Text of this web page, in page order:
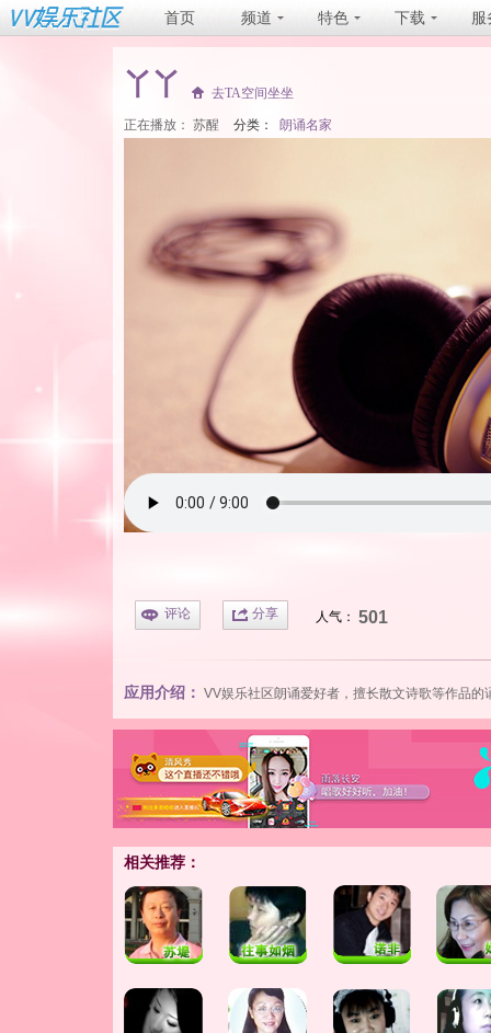
首页 频道 特色 下载 服
丫丫 去TA空间坐坐
正在播放： 苏醒 分类： 朗诵名家
评论 分享 人气： 501
应用介绍： VV娱乐社区朗诵爱好者，擅长散文诗歌等作品
相关推荐：